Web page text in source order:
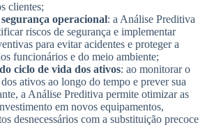
clientes;
operacional: a Análise Preditiva
riscos de segurança e implementar
para evitar acidentes e proteger a
funcionários e do meio ambiente;
ciclo de vida dos ativos: ao monitorar o
ativos ao longo do tempo e prever sua
a Análise Preditiva permite otimizar as
em novos equipamentos,
desnecessários com a substituição precoce